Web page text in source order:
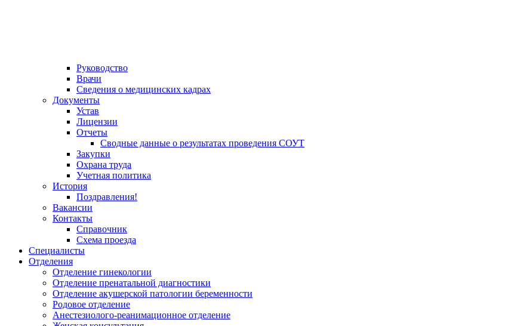
Руководство
Врачи
Сведения о медицинских кадрах
Документы
Устав
Лицензии
Отчеты
Сводные данные о результатах проведения СОУТ
Закупки
Охрана труда
Учетная политика
История
Поздравления!
Вакансии
Контакты
Справочник
Схема проезда
Специалисты
Отделения
Отделение гинекологии
Отделение пренатальной диагностики
Отделение акушерской патологии беременности
Родовое отделение
Анестезиолого-реанимационное отделение